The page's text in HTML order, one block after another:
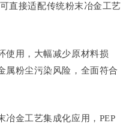
直接适配传统粉末冶金工艺
使用，大幅减少原材料损
属粉尘污染风险，全面符合
冶金工艺集成化应用，PEP